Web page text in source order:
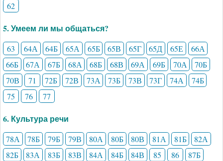
62
5. Умеем ли мы общаться?
63 64А 64Б 65А 65Б 65В 65Г 65Д 65Е
66А
66Б
67А 67Б 68А 68Б 68В 69А 69Б 70А
70Б
70В
71 72Б 72В 73А 73Б 73В 73Г 74А
74Б
75
76 77
6. Культура речи
78А 78Б 79Б 79В 80А 80Б 80В 81А 81Б
82А
82Б
83А 83Б 83В 84А 84Б 84В 85 86
87Б